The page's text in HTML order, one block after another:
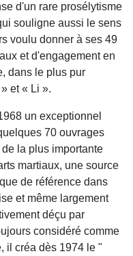
d'un rare prosélytisme
souligne aussi le sens
voulu donner à ses 49
et d'engagement en
dans le plus pur
et « Li ».
un exceptionnel
70 ouvrages
la plus importante
martiaux, une source
de référence dans
et même largement
déçu par
considéré comme
il créa dès 1974 le "